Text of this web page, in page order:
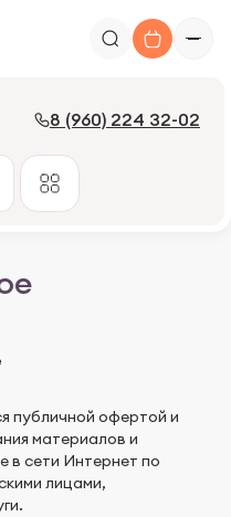
8 (960) 224 32-02
соглашение
публичной офертой и
материалов и
в сети Интернет по
лицами,